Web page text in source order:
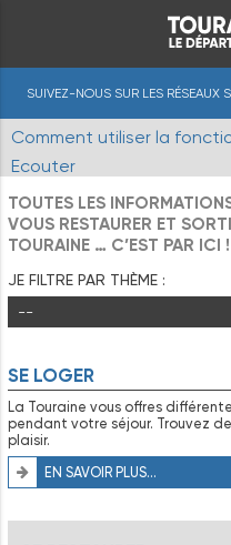
SUIVEZ-NOUS SUR LES RÉSEAUX
Comment utiliser la
Ecouter
TOUTES LES
VOUS RESTAURER ET
TOURAINE … C’EST PAR ICI !
JE FILTRE PAR THÈME :
SE LOGER
La Touraine vous offres
pendant votre séjour. Trouvez
plaisir.
EN SAVOIR PLUS...